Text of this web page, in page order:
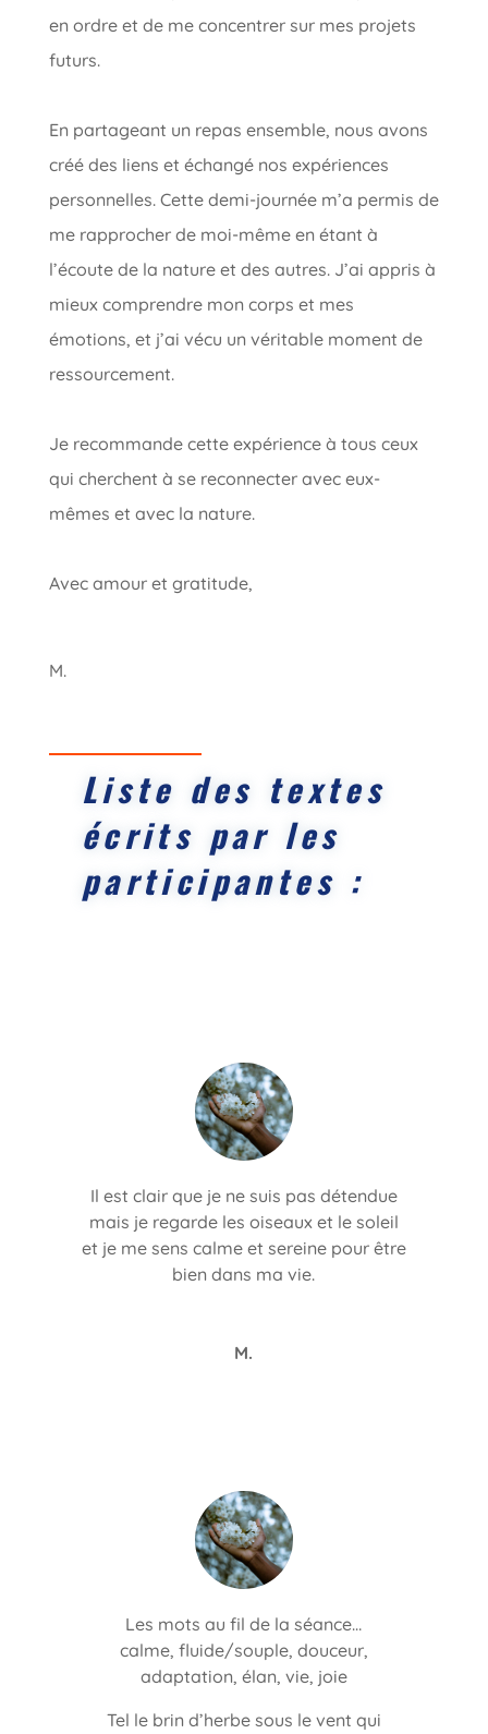
en ordre et de me concentrer sur mes projets
futurs.
En partageant un repas ensemble, nous avons
créé des liens et échangé nos expériences
personnelles. Cette demi-journée m’a permis de
me rapprocher de moi-même en étant à
l’écoute de la nature et des autres. J’ai appris à
mieux comprendre mon corps et mes
émotions, et j’ai vécu un véritable moment de
ressourcement.
Je recommande cette expérience à tous ceux
qui cherchent à se reconnecter avec eux-
mêmes et avec la nature.
Avec amour et gratitude,
M.
Liste des textes
écrits par les
participantes :
Il est clair que je ne suis pas détendue
mais je regarde les oiseaux et le soleil
et je me sens calme et sereine pour être
bien dans ma vie.
M.
Les mots au fil de la séance…
calme, fluide/souple, douceur,
adaptation, élan, vie, joie
Tel le brin d’herbe sous le vent qui